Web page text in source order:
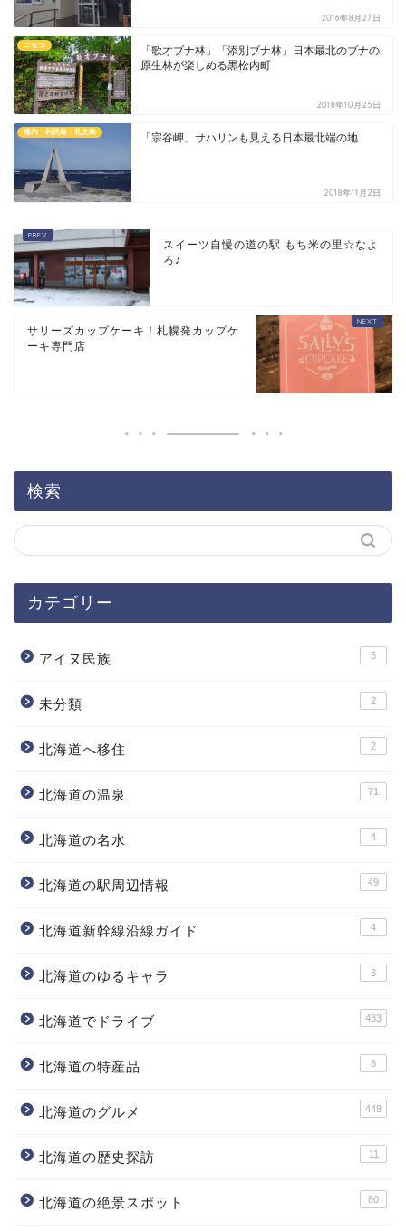
2016年8月27日
ニセコ
「歌才ブナ林」「添別ブナ林」日本最北のブナの
原生林が楽しめる黒松内町
2018年10月25日
稚内・利尻島・礼文島 「宗谷岬」サハリンも見える日本最北端の地
2018年11月2日
スイーツ自慢の道の駅 もち米の里☆なよ
ろ♪
サリーズカップケーキ！札幌発カップケ
ーキ専門店
検索
カテゴリー
アイヌ民族 5
未分類 2
北海道へ移住 2
北海道の温泉 71
北海道の名水 4
北海道の駅周辺情報 49
北海道新幹線沿線ガイド 4
北海道のゆるキャラ 3
北海道でドライブ 433
北海道の特産品 8
北海道のグルメ 448
北海道の歴史探訪 11
北海道の絶景スポット 80